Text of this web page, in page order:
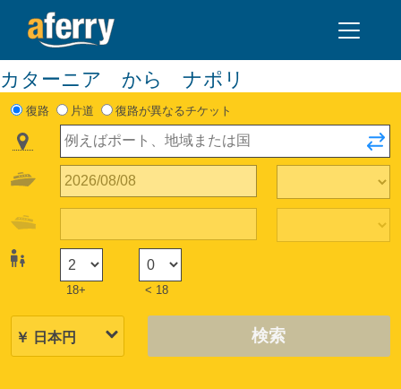
カターニア から ナポリ
復路 片道 復路が異なるチケット
18+ < 18
検索